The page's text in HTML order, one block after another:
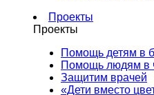
Проекты
Проекты
Помощь детям в
Помощь людям в
Защитим врачей
«Дети вместо